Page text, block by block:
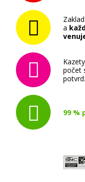
a
počet
99 %